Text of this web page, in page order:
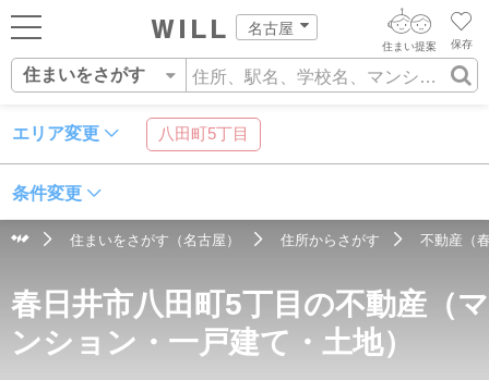
名古屋
ログイン
新規会員登録
住まいをさがす
住まいをつくる
保存
住まい提案
住まいをさがす
住まいをさがす
自宅の相場をみる
住まい事例をさが
す
街・施設をさがす
AIウィルくんの提案
AI住まい提案を受ける
AI査定・チャット相談する
価格査定を依頼する
エリア変更 八田町5丁目
条件変更
住所 沿線・駅 学校区
住まいをさがす（名古屋） 住所からさがす 不動産（
春日井市八田町5丁目の不動産（マ
ンション・一戸建て・土地）